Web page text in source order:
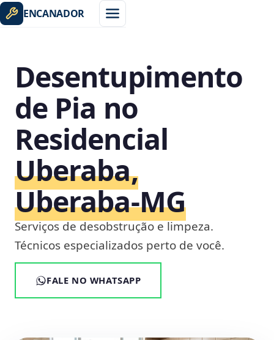
ENCANADOR
Desentupimento
de Pia no
Residencial
Uberaba,
Uberaba‑MG
Serviços de desobstrução e limpeza.
Técnicos especializados perto de você.
FALE NO WHATSAPP